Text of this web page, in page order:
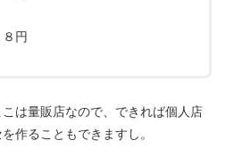
円
は量販店なので、できれば個人店
作ることもできますし。